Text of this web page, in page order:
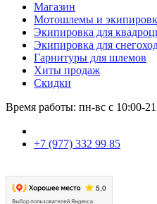
Магазин
Мотошлемы и
Экипировка для
Экипировка для
Гарнитуры для шлемов
Хиты продаж
Скидки
Время работы: пн-вс с 10:00-
+7 (977) 332 99 85